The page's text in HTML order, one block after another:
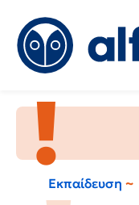
Εκπαίδευση